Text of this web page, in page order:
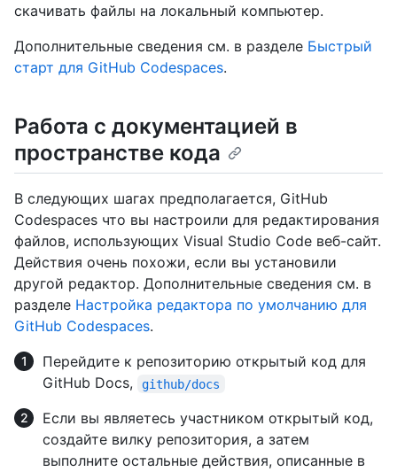
скачивать файлы на локальный компьютер.
Дополнительные сведения см. в разделе Быстрый
старт для GitHub Codespaces.
Работа с документацией в
пространстве кода
В следующих шагах предполагается, GitHub
Codespaces что вы настроили для редактирования
файлов, использующих Visual Studio Code веб-сайт.
Действия очень похожи, если вы установили
другой редактор. Дополнительные сведения см. в
разделе Настройка редактора по умолчанию для
GitHub Codespaces.
Перейдите к репозиторию открытый код для
GitHub Docs,
github/docs
Если вы являетесь участником открытый код,
создайте вилку репозитория, а затем
выполните остальные действия, описанные в